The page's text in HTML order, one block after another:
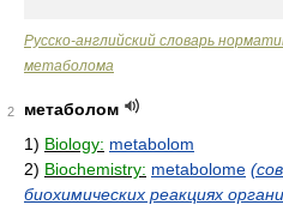
Русско-английский словарь
метаболома
2
метаболом
1) Biology: metabolom
2) Biochemistry: metabolome
биохимических реакциях